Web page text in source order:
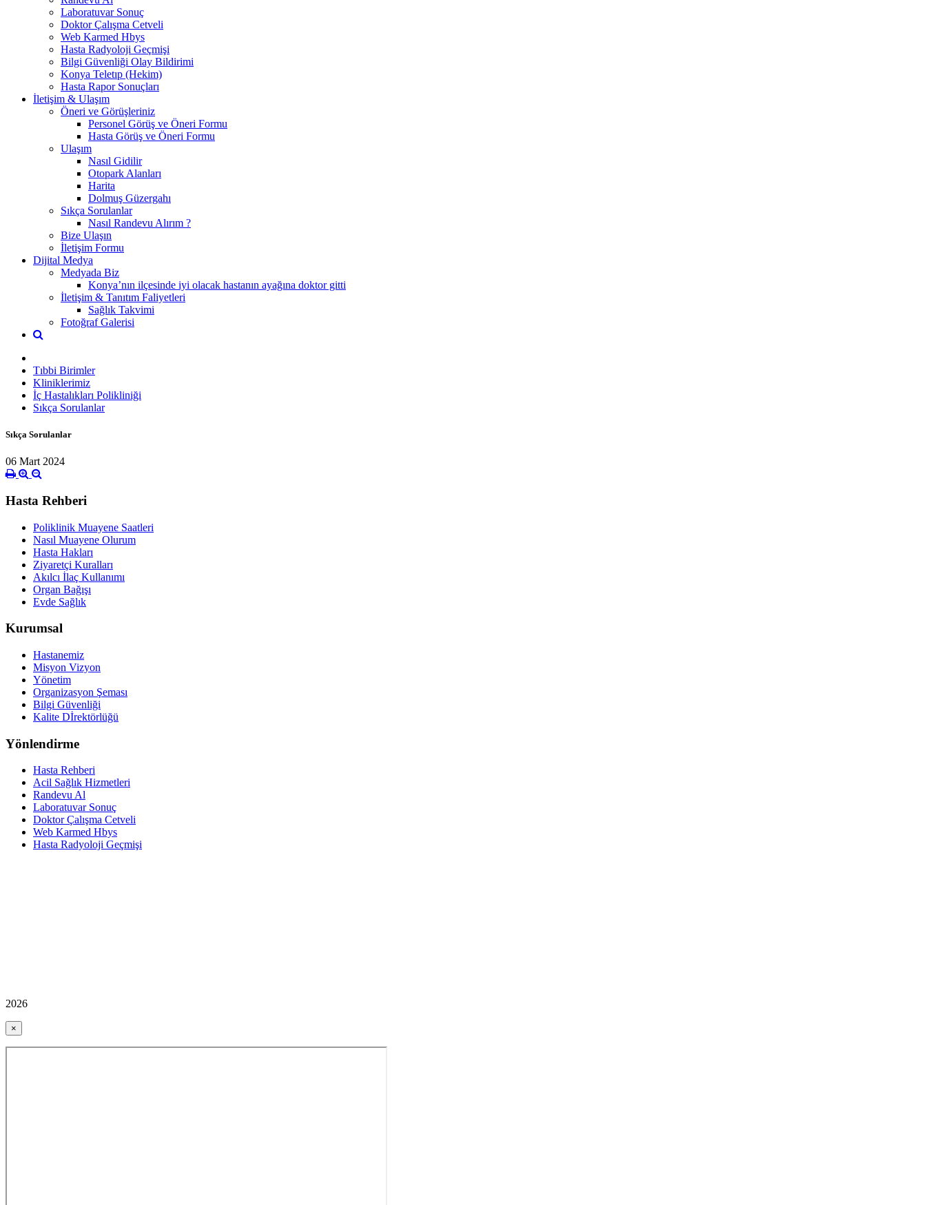
Laboratuvar Sonuç
Doktor Çalışma Cetveli
Web Karmed Hbys
Hasta Radyoloji Geçmişi
Bilgi Güvenliği Olay Bildirimi
Konya Teletıp (Hekim)
Hasta Rapor Sonuçları
İletişim & Ulaşım
Öneri ve Görüşleriniz
Personel Görüş ve Öneri Formu
Hasta Görüş ve Öneri Formu
Ulaşım
Nasıl Gidilir
Otopark Alanları
Harita
Dolmuş Güzergahı
Sıkça Sorulanlar
Nasıl Randevu Alırım ?
Bize Ulaşın
İletişim Formu
Dijital Medya
Medyada Biz
Konya’nın ilçesinde iyi olacak hastanın ayağına doktor gitti
İletişim & Tanıtım Faliyetleri
Sağlık Takvimi
Fotoğraf Galerisi
Tıbbi Birimler
Kliniklerimiz
İç Hastalıkları Polikliniği
Sıkça Sorulanlar
Sıkça Sorulanlar
06 Mart 2024
Hasta Rehberi
Poliklinik Muayene Saatleri
Nasıl Muayene Olurum
Hasta Hakları
Ziyaretçi Kuralları
Akılcı İlaç Kullanımı
Organ Bağışı
Evde Sağlık
Kurumsal
Hastanemiz
Misyon Vizyon
Yönetim
Organizasyon Şeması
Bilgi Güvenliği
Kalite Dİrektörlüğü
Yönlendirme
Hasta Rehberi
Acil Sağlık Hizmetleri
Randevu Al
Laboratuvar Sonuç
Doktor Çalışma Cetveli
Web Karmed Hbys
Hasta Radyoloji Geçmişi
2026
×